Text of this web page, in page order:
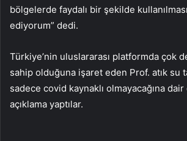
bölgelerde faydalı bir şekilde
ediyorum” dedi.
Türkiye’nin uluslararası platformda çok
sahip olduğuna işaret eden Prof. atık su
sadece covid kaynaklı olmayacağına
açıklama yaptılar.